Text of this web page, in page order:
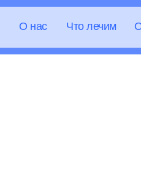
Что лечим Отзывы